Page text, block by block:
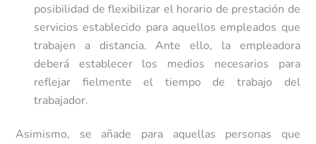
posibilidad de flexibilizar el horario de prestación de
servicios establecido para aquellos empleados que
trabajen a distancia. Ante ello, la empleadora
deberá establecer los medios necesarios para
reflejar fielmente el tiempo de trabajo del
trabajador.
Asimismo, se añade para aquellas personas que